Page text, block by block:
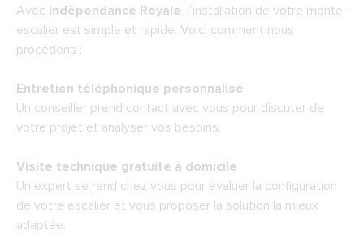
Avec Indépendance Royale, l’installation de votre monte-
escalier est simple et rapide. Voici comment nous
procédons :
Entretien téléphonique personnalisé
Un conseiller prend contact avec vous pour discuter de
votre projet et analyser vos besoins.
Visite technique gratuite à domicile
Un expert se rend chez vous pour évaluer la configuration
de votre escalier et vous proposer la solution la mieux
adaptée.